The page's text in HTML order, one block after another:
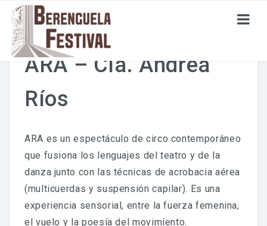
INSCRIPCIONES
EDICIONES ANTERIORES
EDICIÓN 2022
ARA – Cía. Andrea
Ríos
ARA es un espectáculo de circo contemporáneo
que fusiona los lenguajes del teatro y de la
danza junto con las técnicas de acrobacia aérea
(multicuerdas y suspensión capilar). Es una
experiencia sensorial, entre la fuerza femenina,
el vuelo y la poesía del movimiento.